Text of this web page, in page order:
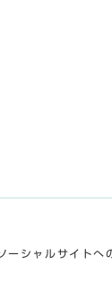
ーシャルサイトへ